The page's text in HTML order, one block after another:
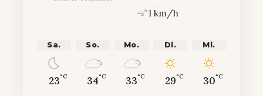
1 km/h
Sa.
23°C
So.
34°C
Mo.
33°C
Di.
29°C
Mi.
30°C